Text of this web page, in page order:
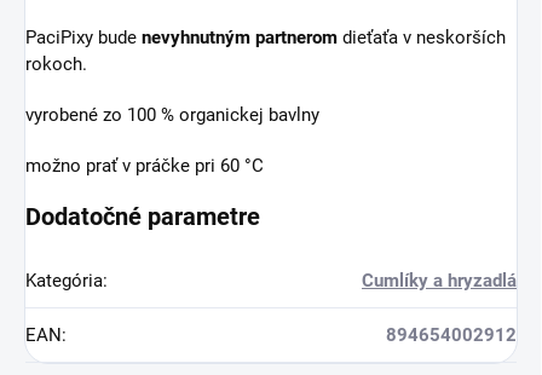
PaciPixy bude nevyhnutným partnerom dieťaťa v neskorších
rokoch.
vyrobené zo 100 % organickej bavlny
možno prať v práčke pri 60 °C
Dodatočné parametre
Kategória: Cumlíky a hryzadlá
EAN : 894654002912